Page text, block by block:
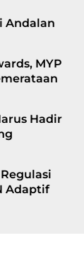
Andalan
MYP
Hadir
Adaptif